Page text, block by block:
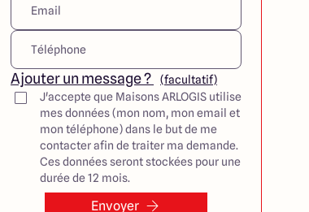
Ajouter un message ?
(facultatif)
J'accepte que Maisons ARLOGIS utilise
mes données (mon nom, mon email et
mon téléphone) dans le but de me
contacter afin de traiter ma demande.
Ces données seront stockées pour une
durée de 12 mois.
Envoyer